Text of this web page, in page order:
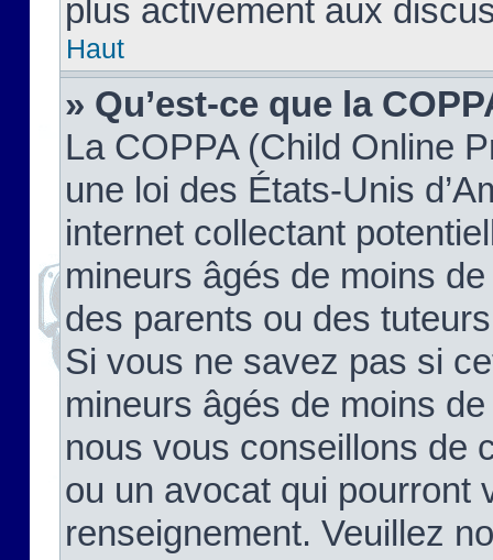
plus activement aux
Haut
» Qu’est-ce que la
La COPPA (Child Online
une loi des États-Unis
internet collectant
mineurs âgés de moins
des parents ou des
Si vous ne savez pas si
mineurs âgés de moins
nous vous conseillons de
ou un avocat qui pourront
renseignement. Veuillez